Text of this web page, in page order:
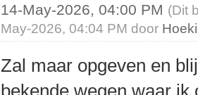
14-May-2026, 04:00 PM (Dit
May-2026, 04:04 PM door
Zal maar opgeven en
bekende wegen waar ik